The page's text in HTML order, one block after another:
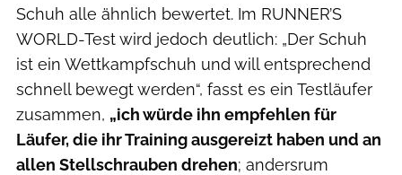
Schuh alle ähnlich bewertet. Im RUNNER’S
WORLD-Test wird jedoch deutlich: „Der Schuh
ist ein Wettkampfschuh und will entsprechend
schnell bewegt werden“, fasst es ein Testläufer
zusammen, „ich würde ihn empfehlen für
Läufer, die ihr Training ausgereizt haben und an
allen Stellschrauben drehen; andersrum